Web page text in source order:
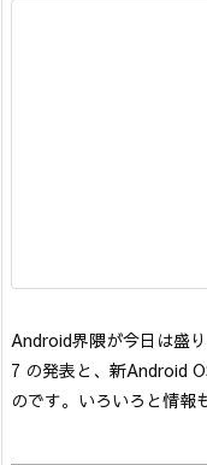
Android界隈が今日は盛
7 の発表と、新Android
のです。いろいろと情報